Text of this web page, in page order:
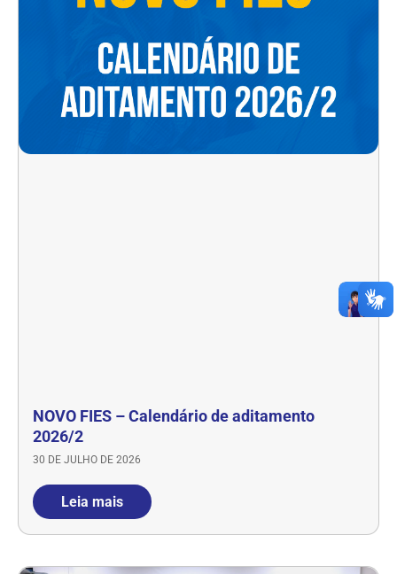
NOVO FIES – Calendário de aditamento
2026/2
30 DE JULHO DE 2026
Leia mais